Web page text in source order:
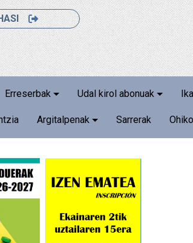
Erreserbak Udal kirol abonuak
Argitalpenak Sarrerak